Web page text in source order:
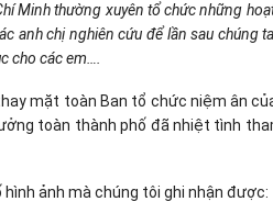
Minh thường xuyên tổ chức những
anh chị nghiên cứu để lần sau chúng
cho các em….
mặt toàn Ban tổ chức niệm ân
toàn thành phố đã nhiệt tình
ảnh mà chúng tôi ghi nhận được: